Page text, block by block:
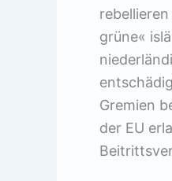
grüne«
Gremien
der EU